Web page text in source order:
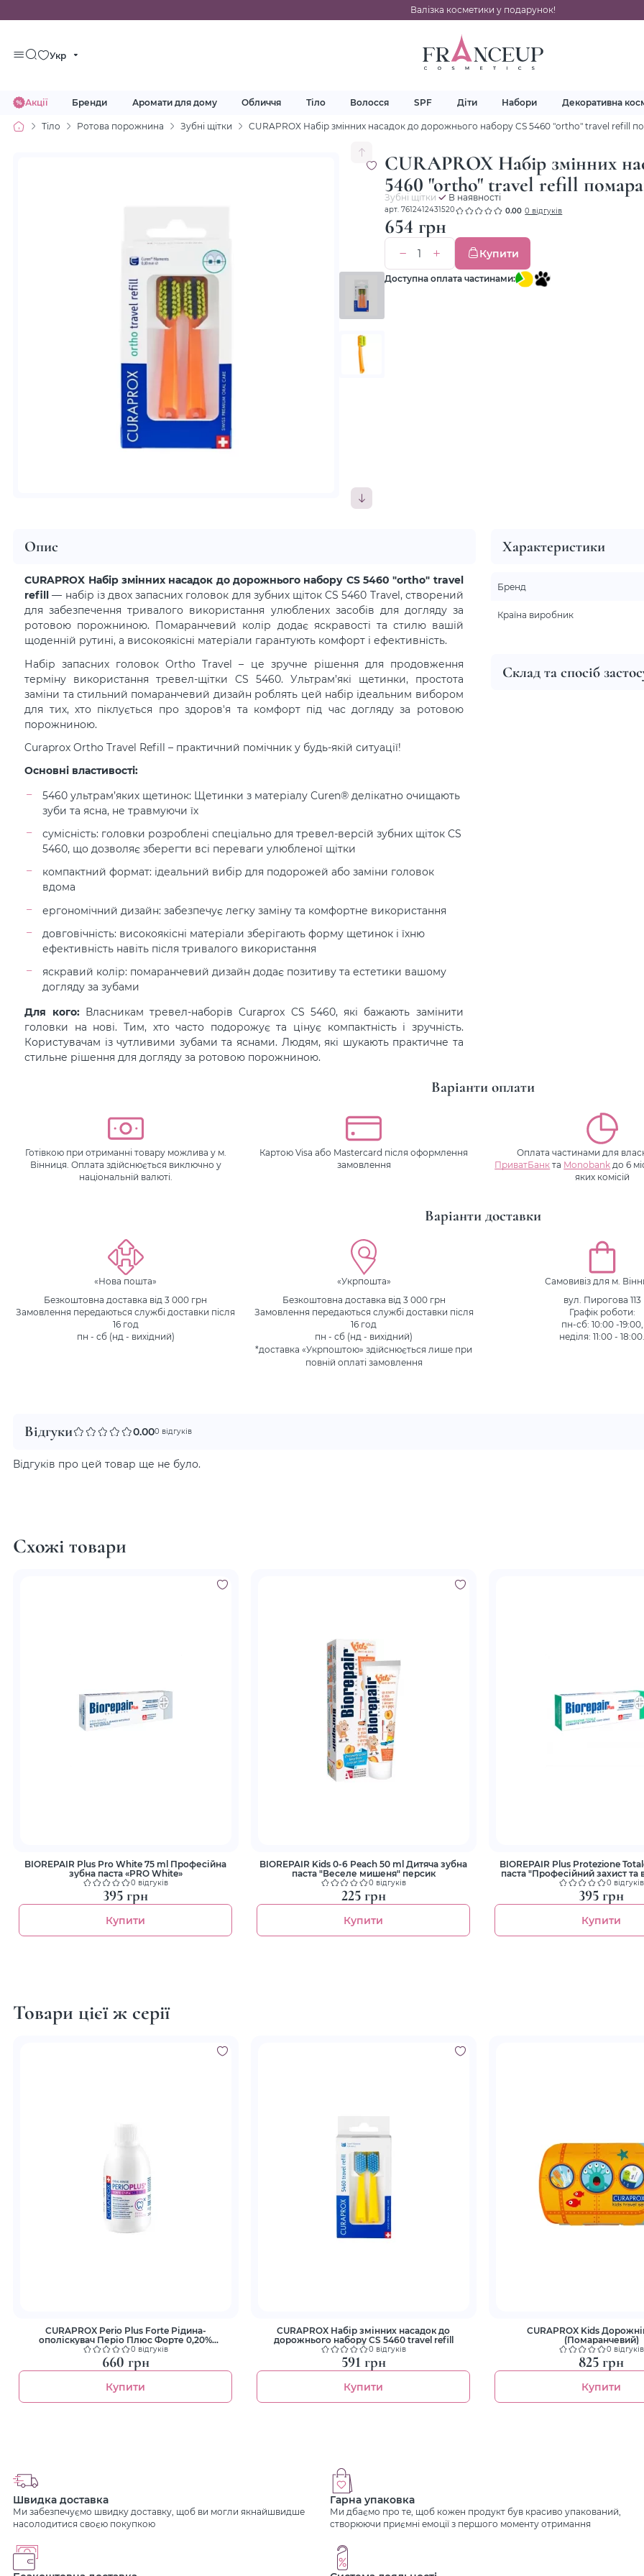
Валізка косметики у подарунок!
Укр
Акції Бренди Аромати для дому Обличчя Тіло Волосся SPF Діти Набори Декоративна
Тіло Ротова порожнина Зубні щітки CURAPROX Набір змінних насадок до дорожнього набору CS 5460 "ortho" travel refill
CURAPROX Набір змінних
5460 "ortho" travel refill
Зубні щітки В наявності
арт. 7612412431520 0.00 0 відгуків
654 грн
Купити
Доступна оплата частинами:
Опис
CURAPROX Набір змінних насадок до дорожнього набору CS 5460 "ortho" travel
refill— набір із двох запасних головок для зубних щіток CS 5460 Travel, створений
для забезпечення тривалого використання улюблених засобів для догляду за
ротовою порожниною. Помаранчевий колір додає яскравості та стилю вашій
щоденній рутині, а високоякісні матеріали гарантують комфорт і ефективність.
Набір запасних головок Ortho Travel – це зручне рішення для продовження
терміну використання тревел-щітки CS 5460. Ультрам’які щетинки, простота
заміни та стильний помаранчевий дизайн роблять цей набір ідеальним вибором
для тих, хто піклується про здоров'я та комфорт під час догляду за ротовою
порожниною.
Curaprox Ortho Travel Refill – практичний помічник у будь-якій ситуації!
Основні властивості:
5460 ультрам’яких щетинок: Щетинки з матеріалу Curen® делікатно очищають
зуби та ясна, не травмуючи їх
сумісність: головки розроблені спеціально для тревел-версій зубних щіток CS
5460, що дозволяє зберегти всі переваги улюбленої щітки
компактний формат: ідеальний вибір для подорожей або заміни головок
вдома
ергономічний дизайн: забезпечує легку заміну та комфортне використання
довговічність: високоякісні матеріали зберігають форму щетинок і їхню
ефективність навіть після тривалого використання
яскравий колір: помаранчевий дизайн додає позитиву та естетики вашому
догляду за зубами
Для кого: Власникам тревел-наборів Curaprox CS 5460, які бажають замінити
головки на нові. Тим, хто часто подорожує та цінує компактність і зручність.
Користувачам із чутливими зубами та яснами. Людям, які шукають практичне та
стильне рішення для догляду за ротовою порожниною.
Склад та спосіб
Характеристики
Бренд
Країна виробник
Варіанти оплати
Готівкою при отриманні товару можлива у м.
Вінниця. Оплата здійснюється виключно у
національній валюті.
Картою Visa або Mastercard після оформлення
замовлення
Оплата частинами для
ПриватБанк та Monobank до 6
яких комісій
Варіанти доставки
«Нова пошта»
Безкоштовна доставка від 3 000 грн
Замовлення передаються службі доставки після
16 год
пн - сб (нд - вихідний)
«Укрпошта»
Безкоштовна доставка від 3 000 грн
Замовлення передаються службі доставки після
16 год
пн - сб (нд - вихідний)
*доставка «Укрпоштою» здійснюється лише при
повній оплаті замовлення
Самовивіз для м.
вул. Пирогова 113
Графік роботи:
пн-сб: 10:00 -19:00,
неділя: 11:00 - 18:00.
Відгуки 0.000 відгуків
Відгуків про цей товар ще не було.
Схожі товари
BIOREPAIR Plus Pro White 75 ml Професійна
зубна паста «PRO White»
0 відгуків
395 грн
Купити
BIOREPAIR Kids 0-6 Рeach 50 ml Дитяча зубна
паста "Веселе мишеня" персик
0 відгуків
225 грн
Купити
BIOREPAIR Plus Protezione Totale 75
паста "Професійний захист та
0 відгуків
395 грн
Купити
Товари цієї ж серії
CURAPROX Perio Plus Forte Рідина-
ополіскувач Періо Плюс Форте 0,20%
хлоргексидина 200мл
0 відгуків
660 грн
Купити
CURAPROX Набір змінних насадок до
дорожнього набору CS 5460 travel refill
0 відгуків
591 грн
Купити
CURAPROX Kids
(Помаранчевий)
0 відгуків
825 грн
Купити
Швидка доставка
Ми забезпечуємо швидку доставку, щоб ви могли якнайшвидше
насолодитися своєю покупкою
Гарна упаковка
Ми дбаємо про те, щоб кожен продукт був красиво упакований,
створюючи приємні емоції з першого моменту отримання